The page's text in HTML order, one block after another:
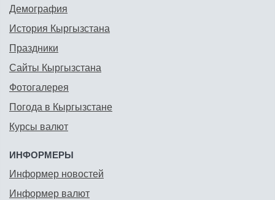
Демография
История Кыргызстана
Праздники
Сайты Кыргызстана
Фотогалерея
Погода в Кыргызстане
Курсы валют
ИНФОРМЕРЫ
Информер новостей
Информер валют